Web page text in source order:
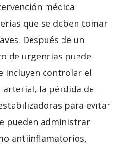
médica
que se deben tomar
Después de un
de urgencias puede
incluyen controlar el
arterial, la pérdida de
para evitar
pueden administrar
antiinflamatorios,